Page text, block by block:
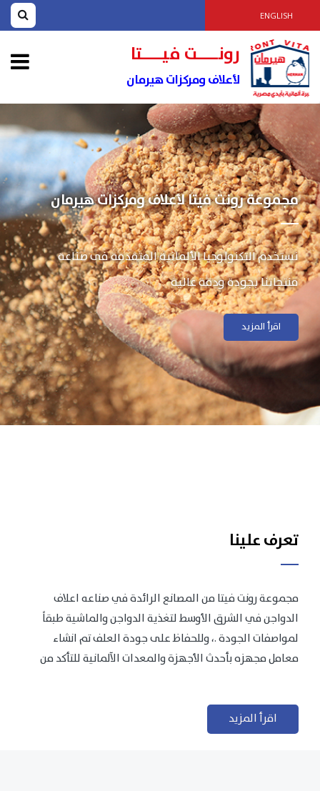
ENGLISH
رونــــت فيــــتا
لأعلاف ومركزات هيرمان
مجموعة رونت فيتا لأعلاف ومركزات هيرمان
نستخدم التكنولوجيا الألمانية المتقدمة فى صناعة
منتجاتنا بجودة ودقة عالية
اقرأ المزيد
تعرف علينا
مجموعة رونت فيتا من المصانع الرائدة في صناعه اعلاف
الدواجن في الشرق الأوسط لتغذية الدواجن والماشية طبقاً
لمواصفات الجودة .، وللحفاظ على جودة العلف تم انشاء
معامل مجهزه بأحدث الأجهزة والمعدات الآلمانية للتأكد من
اقرأ المزيد